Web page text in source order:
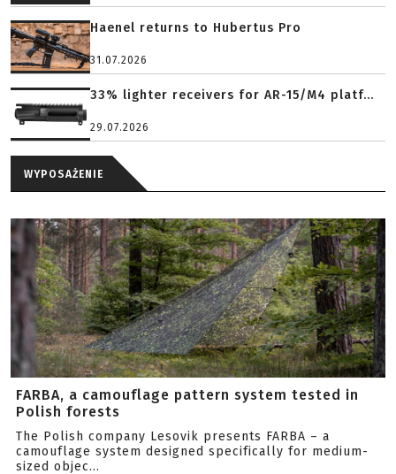
Haenel returns to Hubertus Pro
31.07.2026
33% lighter receivers for AR-15/M4 platf...
29.07.2026
WYPOSAŻENIE
FARBA, a camouflage pattern system tested in
Polish forests
The Polish company Lesovik presents FARBA – a
camouflage system designed specifically for medium-
sized objec...